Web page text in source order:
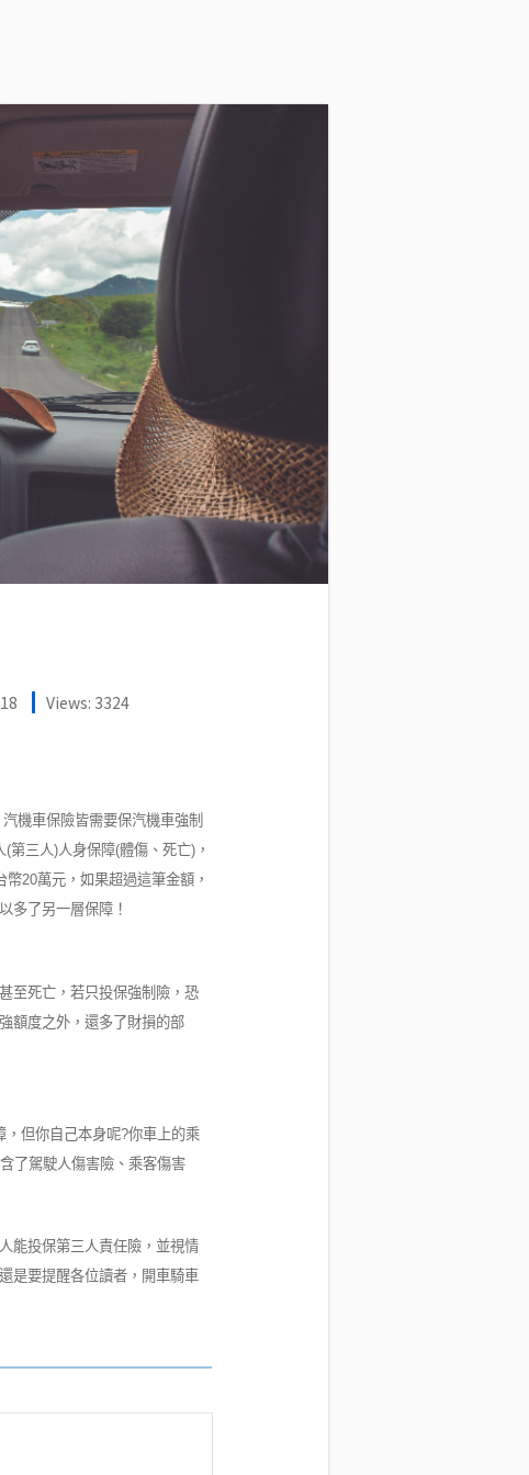
Views: 3324
機車保險皆需要保汽機車強制
三人)人身保障(體傷、死亡)，
20萬元，如果超過這筆金額，
多了另一層保障！
至死亡，若只投保強制險，恐
額度之外，還多了財損的部
但你自己本身呢?你車上的乘
了駕駛人傷害險、乘客傷害
能投保第三人責任險，並視情
是要提醒各位讀者，開車騎車